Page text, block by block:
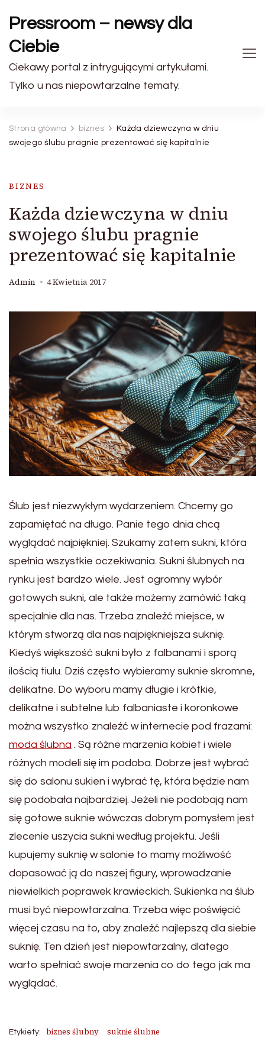
Pressroom – newsy dla
Ciebie
Ciekawy portal z intrygującymi artykułami.
Tylko u nas niepowtarzalne tematy.
Strona główna biznes
Każda dziewczyna w dniu
swojego ślubu pragnie prezentować się kapitalnie
BIZNES
Każda dziewczyna w dniu
swojego ślubu pragnie
prezentować się kapitalnie
Admin 4 Kwietnia 2017
Ślub jest niezwykłym wydarzeniem. Chcemy go
zapamiętać na długo. Panie tego dnia chcą
wyglądać najpiękniej. Szukamy zatem sukni, która
spełnia wszystkie oczekiwania. Sukni ślubnych na
rynku jest bardzo wiele. Jest ogromny wybór
gotowych sukni, ale także możemy zamówić taką
specjalnie dla nas. Trzeba znaleźć miejsce, w
którym stworzą dla nas najpiękniejsza suknię.
Kiedyś większość sukni było z falbanami i sporą
ilością tiulu. Dziś często wybieramy suknie skromne,
delikatne. Do wyboru mamy długie i krótkie,
delikatne i subtelne lub falbaniaste i koronkowe
można wszystko znaleźć w internecie pod frazami:
moda ślubna . Są różne marzenia kobiet i wiele
różnych modeli się im podoba. Dobrze jest wybrać
się do salonu sukien i wybrać tę, która będzie nam
się podobała najbardziej. Jeżeli nie podobają nam
się gotowe suknie wówczas dobrym pomysłem jest
zlecenie uszycia sukni według projektu. Jeśli
kupujemy suknię w salonie to mamy możliwość
dopasować ją do naszej figury, wprowadzanie
niewielkich poprawek krawieckich. Sukienka na ślub
musi być niepowtarzalna. Trzeba więc poświęcić
więcej czasu na to, aby znaleźć najlepszą dla siebie
suknię. Ten dzień jest niepowtarzalny, dlatego
warto spełniać swoje marzenia co do tego jak ma
wyglądać.
Etykiety: biznes ślubny suknie ślubne